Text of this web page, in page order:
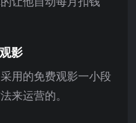
影
用的免费观影一小段
来运营的。